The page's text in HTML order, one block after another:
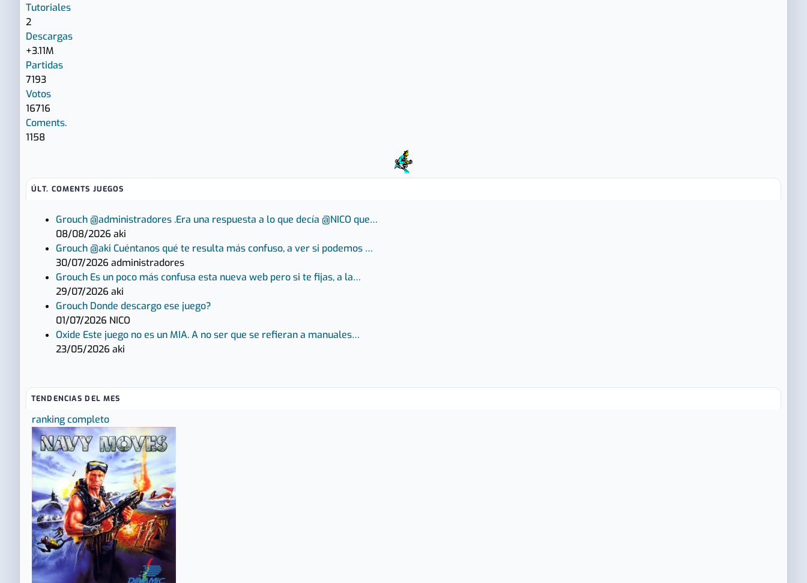
Tutoriales
2
Descargas
+3.11M
Partidas
7193
Votos
16716
Coments.
1158
ÚLT. COMENTS JUEGOS
Grouch @administradores .Era una respuesta a lo que decía @NICO que…
08/08/2026 aki
Grouch @aki Cuéntanos qué te resulta más confuso, a ver si podemos …
30/07/2026 administradores
Grouch Es un poco más confusa esta nueva web pero si te fijas, a la…
29/07/2026 aki
Grouch Donde descargo ese juego?
01/07/2026 NICO
Oxide Este juego no es un MIA. A no ser que se refieran a manuales…
23/05/2026 aki
TENDENCIAS DEL MES
ranking completo